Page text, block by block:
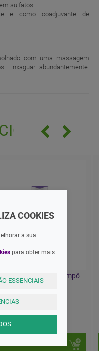
sulfatos.
e como coadjuvante de
com uma massagem
Enxaguar abundantemente.
Dercos Neogenic Champô
200ml
17,45 EUR
COOKIES
a sua
para obter mais
ESSENCIAIS